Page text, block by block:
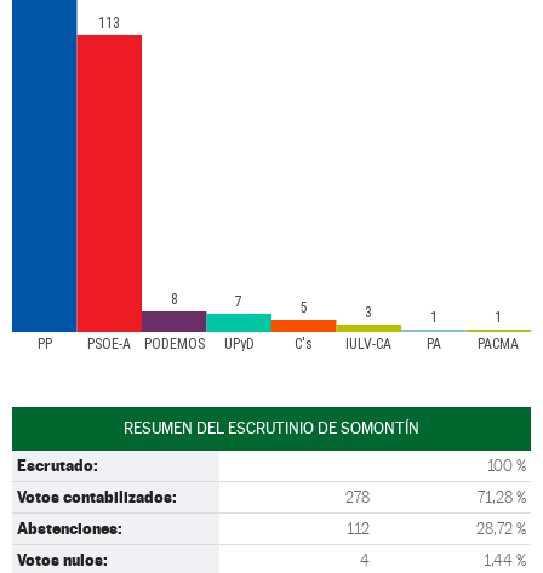
PP PSOE-A PODEMOS UPyD C's IULV-CA PA PACMA
113
8 7 5 3 1 1
RESUMEN DEL ESCRUTINIO DE SOMONTÍN
Escrutado: 100 %
Votos contabilizados: 278 71,28 %
Abstenciones: 112 28,72 %
Votos nulos: 4 1,44 %